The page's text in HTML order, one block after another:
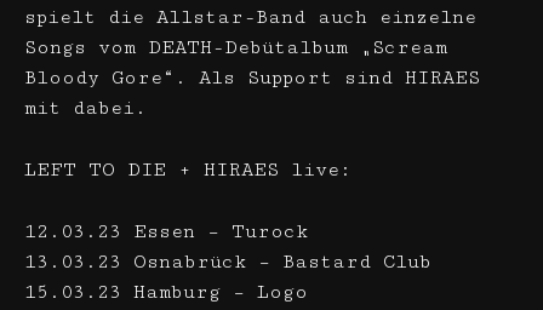
spielt die Allstar-Band auch einzelne
Songs vom DEATH-Debütalbum „Scream
Bloody Gore“. Als Support sind HIRAES
mit dabei.
LEFT TO DIE + HIRAES live:
12.03.23 Essen – Turock
13.03.23 Osnabrück – Bastard Club
15.03.23 Hamburg – Logo